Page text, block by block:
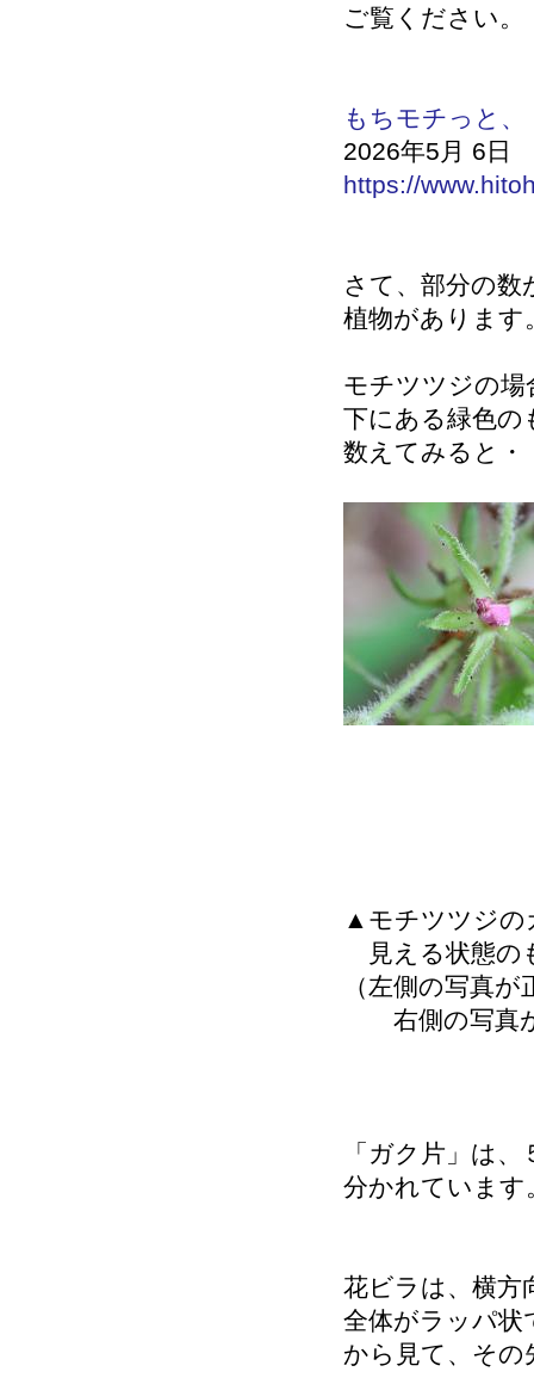
ご覧ください。
もちモチっと、
2026年5月 6日
https://
さて、部分の
植物があります
モチツツジの場
下にある緑色の
数えてみると・
▲モチツツジの
見える状態の
（左側の写真
右側の写真
「ガク片」は、
分かれています
花ビラは、横方
全体がラッパ状
から見て、その